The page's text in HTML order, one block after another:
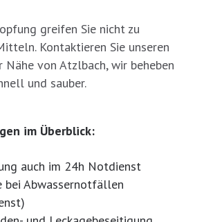
greifen Sie nicht zu
Kontaktieren Sie unseren
von Atzlbach, wir beheben
und sauber.
im Überblick:
auch im 24h Notdienst
Abwassernotfällen